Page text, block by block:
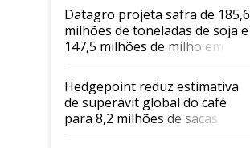
Datagro projeta safra de 185,6
milhões de toneladas de soja e
147,5 milhões de milho em
2026/27
Hedgepoint reduz estimativa
de superávit global do café
para 8,2 milhões de sacas